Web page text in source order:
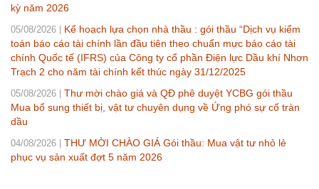
kỳ năm 2026
05/08/2026
Kế hoạch lựa chọn nhà thầu : gói thầu “Dịch vụ kiểm
toán báo cáo tài chính lần đầu tiên theo chuẩn mực báo cáo tài
chính Quốc tế (IFRS) của Công ty cổ phần Điện lực Dầu khí Nhơn
Trạch 2 cho năm tài chính kết thúc ngày 31/12/2025
05/08/2026
Thư mời chào giá và QĐ phê duyệt YCBG gói thầu
Mua bổ sung thiết bị, vật tư chuyên dụng về Ứng phó sự cố tràn
dầu
04/08/2026
THƯ MỜI CHÀO GIÁ Gói thầu: Mua vật tư nhỏ lẻ
phục vụ sản xuất đợt 5 năm 2026